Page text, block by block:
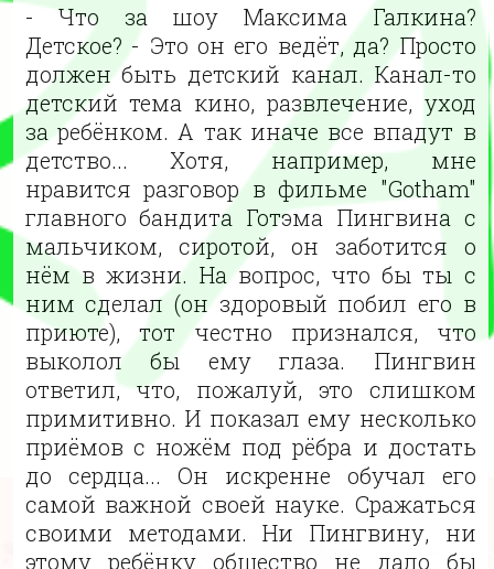
- Что за шоу Максима Галкина?
Детское? - Это он его ведёт, да? Просто
должен быть детский канал. Канал-то
детский тема кино, развлечение, уход
за ребёнком. А так иначе все впадут в
детство... Хотя, например, мне
нравится разговор в фильме "Gotham"
главного бандита Готэма Пингвина с
мальчиком, сиротой, он заботится о
нём в жизни. На вопрос, что бы ты с
ним сделал (он здоровый побил его в
приюте), тот честно признался, что
выколол бы ему глаза. Пингвин
ответил, что, пожалуй, это слишком
примитивно. И показал ему несколько
приёмов с ножём под рёбра и достать
до сердца... Он искренне обучал его
самой важной своей науке. Сражаться
своими методами. Ни Пингвину, ни
этому ребёнку общество не дало бы